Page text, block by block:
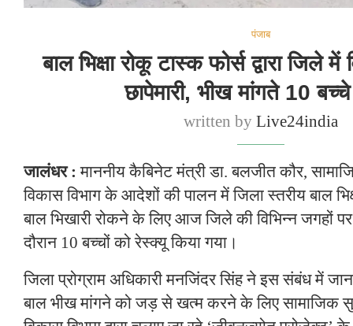
पंजाब
बाल भिक्षा रोकू टास्क फोर्स द्वारा जिले में
छापेमारी, भीख मांगते 10
written byLive24india
जालंधर :माननीय कैबिनेट मंत्री डा. बलजीत कौर,
विकास विभाग के आदेशों की पालन में जिला स्तरीय बाल
बाल भिखारी रोकने के लिए आज जिले की विभिन्न जगहों
दौरान 10 बच्चों को रेस्क्यू किया गया।
जिला प्रोग्राम अधिकारी मनजिंदर सिंह ने इस संबंध में
बाल भीख मांगने को जड़ से खत्म करने के लिए सामाजिक